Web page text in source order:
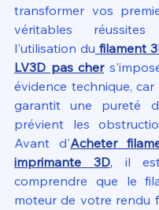
transformer vos
véritables réussites
l'utilisation du filament
LV3D pas cher
évidence technique,
garantit une pureté
prévient les
Avant d'Acheter
imprimante 3D, il
comprendre que le
moteur de votre rendu